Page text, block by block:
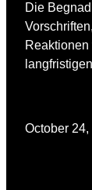
Die
October 24,